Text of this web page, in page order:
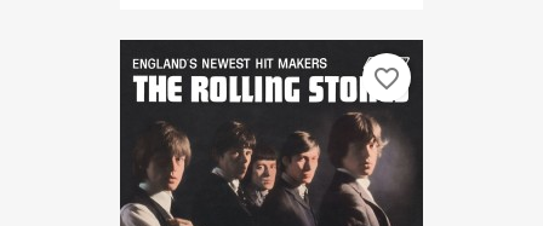
favorite_border